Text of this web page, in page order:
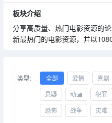
板块介绍
分享高质量、热门电影资源的
新最热门的电影资源，并以
类型： 全部 爱情 喜剧
悬疑
动画 犯罪
恐怖
战争 灾难